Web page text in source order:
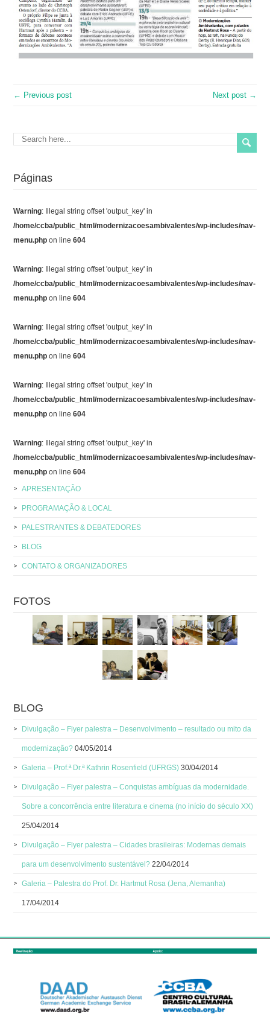
← Previous post Next post →
Páginas
Warning: Illegal string offset 'output_key' in
/home/ccba/public_html/modernizacoesambivalentes/wp-includes/nav-
menu.php on line604
Warning: Illegal string offset 'output_key' in
/home/ccba/public_html/modernizacoesambivalentes/wp-includes/nav-
menu.php on line604
Warning: Illegal string offset 'output_key' in
/home/ccba/public_html/modernizacoesambivalentes/wp-includes/nav-
menu.php on line604
Warning: Illegal string offset 'output_key' in
/home/ccba/public_html/modernizacoesambivalentes/wp-includes/nav-
menu.php on line604
Warning: Illegal string offset 'output_key' in
/home/ccba/public_html/modernizacoesambivalentes/wp-includes/nav-
menu.php on line604
APRESENTAÇÃO
PROGRAMAÇÃO & LOCAL
PALESTRANTES & DEBATEDORES
BLOG
CONTATO & ORGANIZADORES
FOTOS
BLOG
Divulgação – Flyer palestra – Desenvolvimento – resultado ou mito da
modernização? 04/05/2014
Galeria – Prof.ª Dr.ª Kathrin Rosenfield (UFRGS) 30/04/2014
Divulgação – Flyer palestra – Conquistas ambíguas da modernidade.
Sobre a concorrência entre literatura e cinema (no início do século XX)
25/04/2014
Divulgação – Flyer palestra – Cidades brasileiras: Modernas demais
para um desenvolvimento sustentável? 22/04/2014
Galeria – Palestra do Prof. Dr. Hartmut Rosa (Jena, Alemanha)
17/04/2014